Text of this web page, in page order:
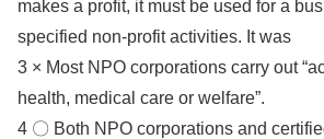
makes a profit, it must be used for a
specified non-profit activities. It was
3 × Most NPO corporations carry out
health, medical care or welfare”.
4 〇 Both NPO corporations and